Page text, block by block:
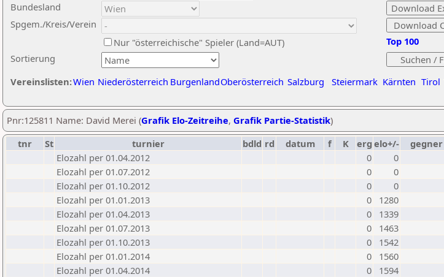
Sortierung
Bundesland
Spgem./Kreis/Verein
Nur "österreichische" Spieler (Land=AUT)
Vereinslisten:Wien Niederösterreich BurgenlandOberösterreich Salzburg Steiermark Kärnten Tirol
Top 100
Pnr:125811 Name: David Merei (Grafik Elo-Zeitreihe, Grafik Partie-Statistik)
tnr
St turnier bdld rd datum f K erg elo+/- gegner
Elozahl per 01.04.2012
0
0
Elozahl per 01.07.2012
0
0
Elozahl per 01.10.2012
0
0
Elozahl per 01.01.2013
0
1280
Elozahl per 01.04.2013
0
1339
Elozahl per 01.07.2013
0
1463
Elozahl per 01.10.2013
0
1542
Elozahl per 01.01.2014
0
1560
Elozahl per 01.04.2014
0
1594